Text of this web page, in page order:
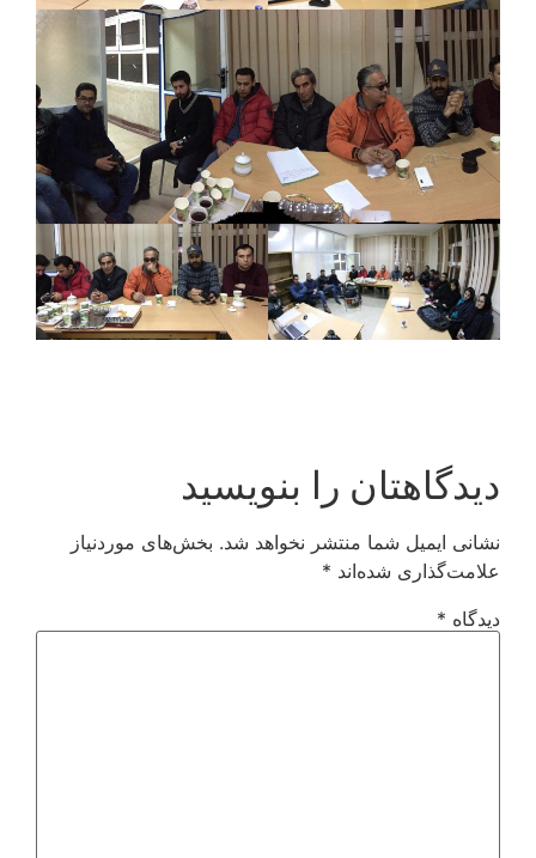
دیدگاهتان را بنویسید
نشانی ایمیل شما منتشر نخواهد شد. بخش‌های موردنیاز
علامت‌گذاری شده‌اند *
دیدگاه *